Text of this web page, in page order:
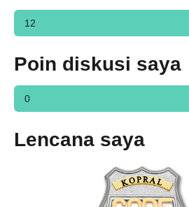
12
Poin diskusi saya
0
Lencana saya